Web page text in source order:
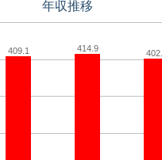
年収推移
409.1 414.9